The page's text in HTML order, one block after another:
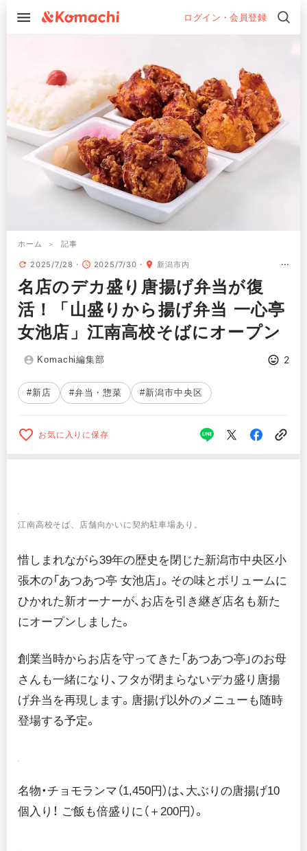
ログイン・会員登録
ホーム 記事
2025/7/28 2025/7/30 新潟市内
名店のデカ盛り唐揚げ弁当が復
活！「山盛りから揚げ弁当 一心亭
女池店」江南高校そばにオープン
Komachi編集部 2
#新店 #弁当・惣菜 #新潟市中央区
お気に入りに保存
江南高校そば、店舗向かいに契約駐車場あり。
惜しまれながら39年の歴史を閉じた新潟市中央区小
張木の「あつあつ亭 女池店」。その味とボリュームに
ひかれた新オーナーが、お店を引き継ぎ店名も新た
にオープンしました。
創業当時からお店を守ってきた「あつあつ亭」のお母
さんも一緒になり、フタが閉まらないデカ盛り唐揚
げ弁当を再現します。唐揚げ以外のメニューも随時
登場する予定。
名物・チョモランマ（1,450円）は、大ぶりの唐揚げ10
個入り！ ご飯も倍盛りに（＋200円）。